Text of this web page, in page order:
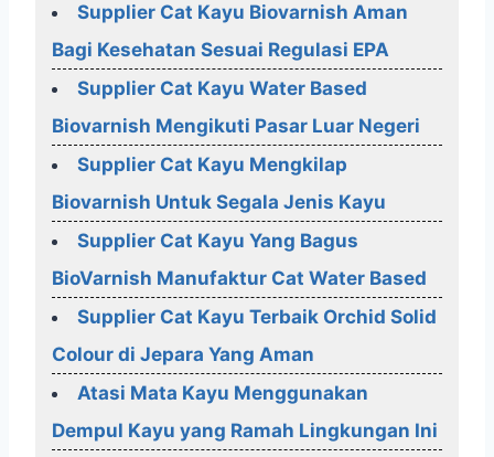
Supplier Cat Kayu Biovarnish Aman
Bagi Kesehatan Sesuai Regulasi EPA
Supplier Cat Kayu Water Based
Biovarnish Mengikuti Pasar Luar Negeri
Supplier Cat Kayu Mengkilap
Biovarnish Untuk Segala Jenis Kayu
Supplier Cat Kayu Yang Bagus
BioVarnish Manufaktur Cat Water Based
Supplier Cat Kayu Terbaik Orchid Solid
Colour di Jepara Yang Aman
Atasi Mata Kayu Menggunakan
Dempul Kayu yang Ramah Lingkungan Ini